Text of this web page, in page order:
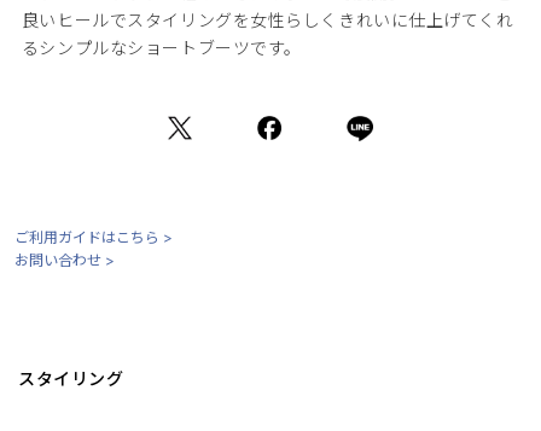
良いヒールでスタイリングを女性らしくきれいに仕上げてくれ
るシンプルなショートブーツです。
ご利用ガイドはこちら >
お問い合わせ >
スタイリング